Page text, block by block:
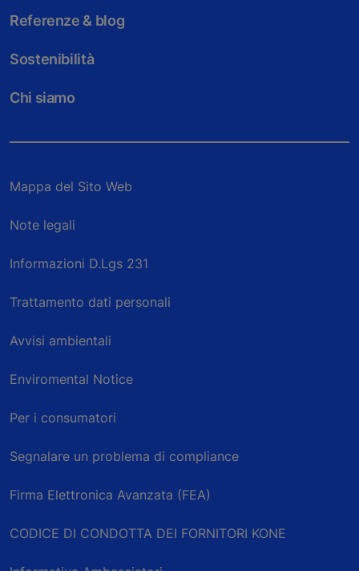
Referenze & blog
Sostenibilità
Chi siamo
Mappa del Sito Web
Note legali
Informazioni D.Lgs 231
Trattamento dati personali
Avvisi ambientali
Enviromental Notice
Per i consumatori
Segnalare un problema di compliance
Firma Elettronica Avanzata (FEA)
CODICE DI CONDOTTA DEI FORNITORI KONE